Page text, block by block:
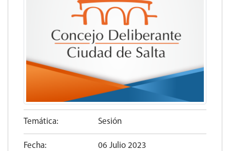
Temática: Sesión
Fecha: 06 Julio 2023